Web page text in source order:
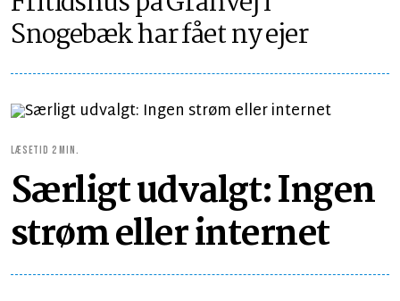
Snogebæk har fået ny ejer
LÆSETID 2 MIN.
Særligt udvalgt: Ingen
strøm eller internet